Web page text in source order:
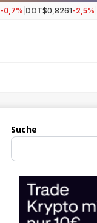
-0,7% DOT$0,8261-2,5%
Suche